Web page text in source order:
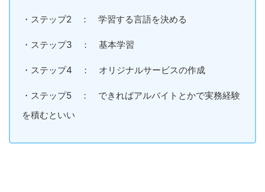
・ステップ2 ： 学習する言語を決める
・ステップ3 ： 基本学習
・ステップ4 ： オリジナルサービスの作成
・ステップ5 ： できればアルバイトとかで実務経験
を積むといい